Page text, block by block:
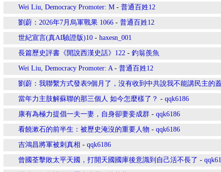
Wei Liu, Democracy Promoter: M - 普通百姓12
劉蔚：2026年7月烏軍戰果 1066 - 普通百姓12
世紀宣言(真AI驗證版)10 - haxesn_001
長篇歷史評書《閒說西漢史話》122 - 釣翁羨魚
Wei Liu, Democracy Promoter: A- 普通百姓12
劉蔚：我聯繫方式發表9個月了，沒有收到中共說我不能講民主的
當年力主肢解蘇聯的那三個人 如今怎麼樣了？ - qqk6186
康有為極力提倡一夫一妻，自身卻妻妾成群 - qqk6186
看饒漱石的前半生：被歷史淹沒的重要人物 - qqk6186
吉鴻昌將軍被刺真相 - qqk6186
曾國荃擊敗太平天國，打開天國國庫後意識到自己活不長了 -